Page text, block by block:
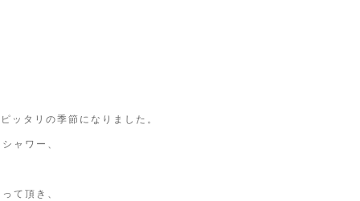
ッタリの季節になりました。
ャワー、
て頂き、